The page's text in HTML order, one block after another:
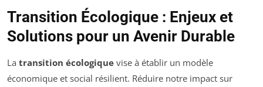
Transition Écologique : Enjeux et
Solutions pour un Avenir Durable
La transition écologique vise à établir un modèle
économique et social résilient. Réduire notre impact sur